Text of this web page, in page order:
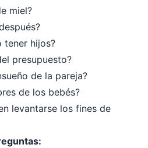
miel?
tener hijos?
presupuesto?
de la pareja?
de los bebés?
levantarse los fines de